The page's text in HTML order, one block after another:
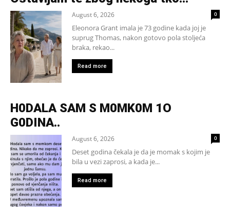
August 6, 2026 0
Eleonora Grant imala je 73 godine kada joj je
suprug Thomas, nakon gotovo pola stoljeća
braka, rekao...
Read more
H0DALA SAM S M0MK0M 1O
G0DINA..
August 6, 2026 0
Deset godina čekala je da je momak s kojim je
bila u vezi zaprosi, a kada je...
Read more